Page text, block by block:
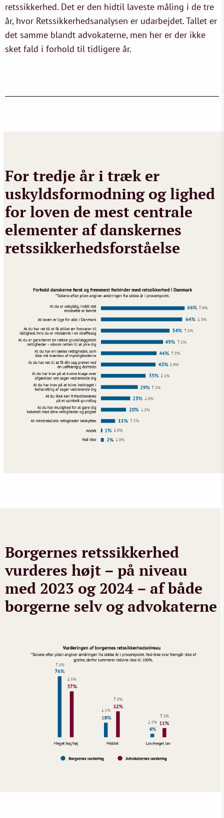
retssikkerhed. Det er den hidtil laveste måling i de tre
år, hvor Retssikkerhedsanalysen er udarbejdet. Tallet er
det samme blandt advokaterne, men her er der ikke
sket fald i forhold til tidligere år.
For tredje år i træk er
uskyldsformodning og lighed
for loven de mest centrale
elementer af danskernes
retssikkerhedsforståelse
Borgernes retssikkerhed
vurderes højt – på niveau
med 2023 og 2024 – af både
borgerne selv og advokaterne